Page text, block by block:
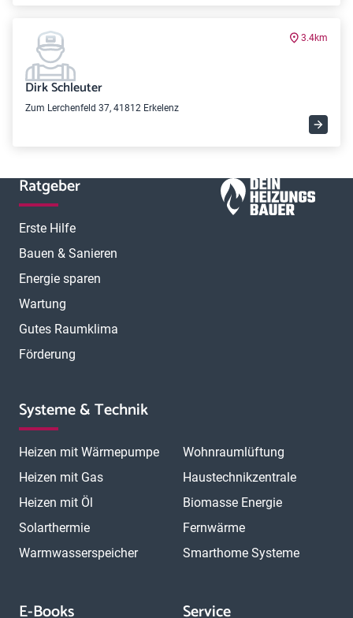
3.4km
Dirk Schleuter
Zum Lerchenfeld 37, 41812 Erkelenz
Ratgeber
Erste Hilfe
Bauen & Sanieren
Energie sparen
Wartung
Gutes Raumklima
Förderung
Systeme & Technik
Heizen mit Wärmepumpe
Heizen mit Gas
Heizen mit Öl
Solarthermie
Warmwasserspeicher
Wohnraumlüftung
Haustechnikzentrale
Biomasse Energie
Fernwärme
Smarthome Systeme
E-Books Service